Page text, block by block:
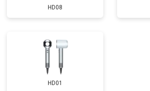
HD08
HD01